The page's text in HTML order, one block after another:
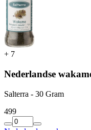
+ 7
Nederlandse
Salterra - 30 Gram
499